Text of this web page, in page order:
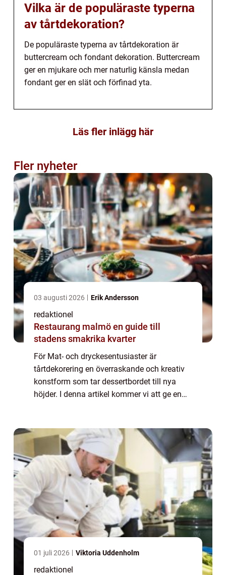
Vilka är de populäraste typerna
av tårtdekoration?
De populäraste typerna av tårtdekoration är
buttercream och fondant dekoration. Buttercream
ger en mjukare och mer naturlig känsla medan
fondant ger en slät och förfinad yta.
Läs fler inlägg här
Fler nyheter
03 augusti 2026 Erik Andersson
redaktionel
Restaurang malmö en guide till
stadens smakrika kvarter
För Mat- och dryckesentusiaster är
tårtdekorering en överraskande och kreativ
konstform som tar dessertbordet till nya
höjder. I denna artikel kommer vi att ge en
01 juli 2026 Viktoria Uddenholm
redaktionel